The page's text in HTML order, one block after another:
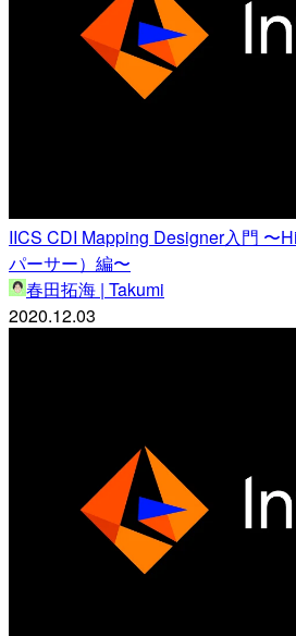
IICS CDI Mapping Designer入門 〜
パーサー）編〜
春田拓海 | Takumi
2020.12.03